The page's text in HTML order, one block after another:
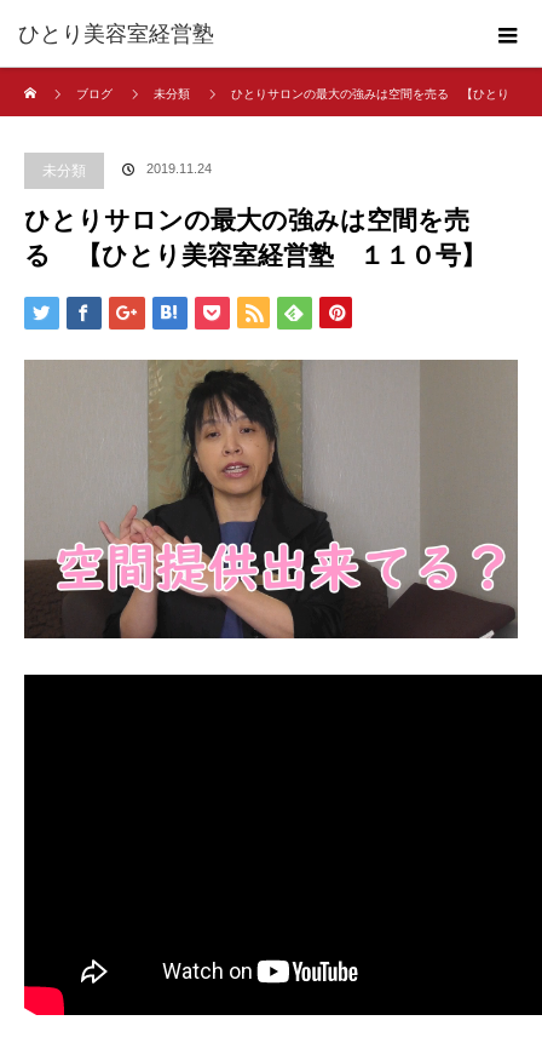
ひとり美容室経営塾
ブログ
未分類 ひとりサロンの最大の強みは空間を売る 【ひとり
未分類 2019.11.24
ひとりサロンの最大の強みは空間を売
る 【ひとり美容室経営塾 １１０号】